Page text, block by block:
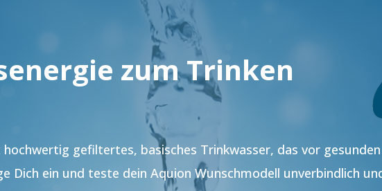
zum Trinken
gefiltertes, basisches Trinkwasser, das vor
Dich ein und teste dein Aquion Wunschmodell unverbindlich